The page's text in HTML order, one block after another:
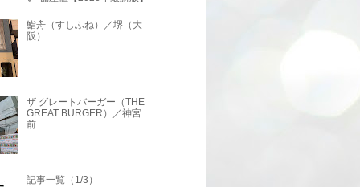
鮨舟（すしふね）／堺（大
阪）
ザ グレートバーガー（THE
GREAT BURGER）／神宮
前
記事一覧（1/3）